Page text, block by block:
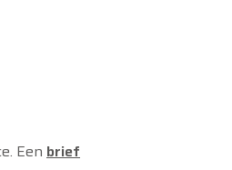
Een brief